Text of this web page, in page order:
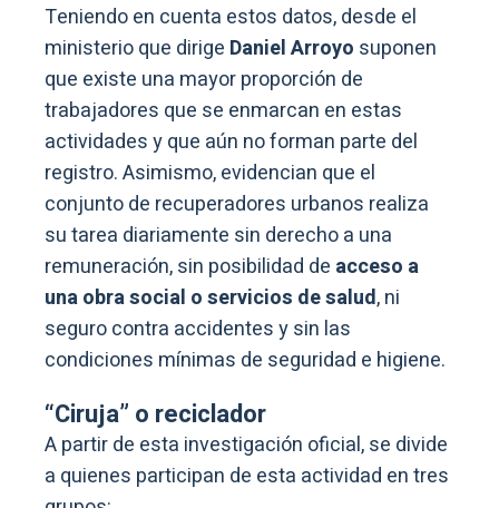
Teniendo en cuenta estos datos, desde el
ministerio que dirige Daniel Arroyo suponen
que existe una mayor proporción de
trabajadores que se enmarcan en estas
actividades y que aún no forman parte del
registro. Asimismo, evidencian que el
conjunto de recuperadores urbanos realiza
su tarea diariamente sin derecho a una
remuneración, sin posibilidad de acceso a
una obra social o servicios de salud, ni
seguro contra accidentes y sin las
condiciones mínimas de seguridad e higiene.
“Ciruja” o reciclador
A partir de esta investigación oficial, se divide
a quienes participan de esta actividad en tres